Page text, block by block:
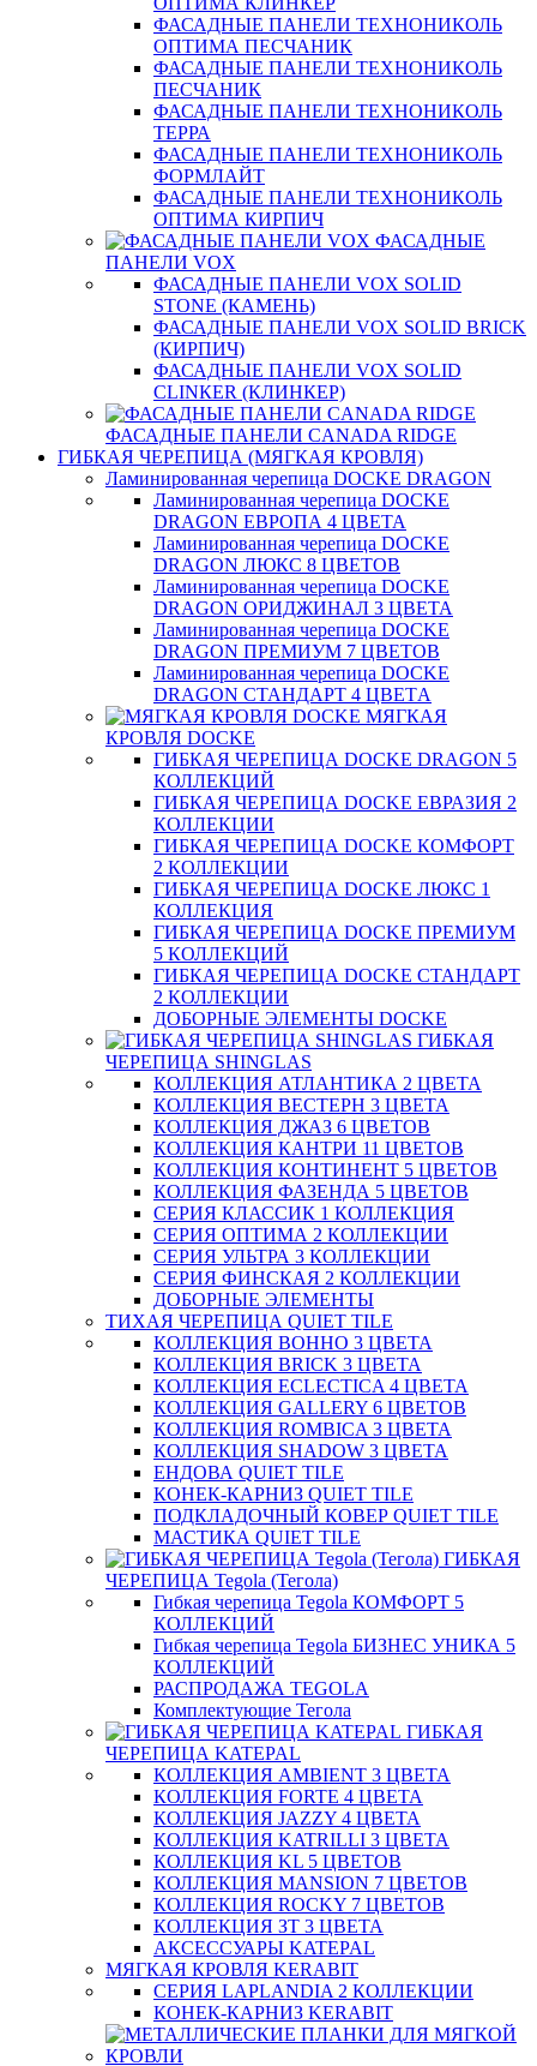
ФАСАДНЫЕ ПАНЕЛИ ТЕХНОНИКОЛЬ
ОПТИМА ПЕСЧАНИК
ФАСАДНЫЕ ПАНЕЛИ ТЕХНОНИКОЛЬ
ПЕСЧАНИК
ФАСАДНЫЕ ПАНЕЛИ ТЕХНОНИКОЛЬ
ТЕРРА
ФАСАДНЫЕ ПАНЕЛИ ТЕХНОНИКОЛЬ
ФОРМЛАЙТ
ФАСАДНЫЕ ПАНЕЛИ ТЕХНОНИКОЛЬ
ОПТИМА КИРПИЧ
ФАСАДНЫЕ
ПАНЕЛИ VOX
ФАСАДНЫЕ ПАНЕЛИ VOX SOLID
STONE (КАМЕНЬ)
ФАСАДНЫЕ ПАНЕЛИ VOX SOLID BRICK
(КИРПИЧ)
ФАСАДНЫЕ ПАНЕЛИ VOX SOLID
CLINКER (КЛИНКЕР)
ФАСАДНЫЕ ПАНЕЛИ CANADA RIDGE
ГИБКАЯ ЧЕРЕПИЦА (МЯГКАЯ КРОВЛЯ)
Ламинированная черепица DOCKE DRAGON
Ламинированная черепица DOCKE
DRAGON ЕВРОПА 4 ЦВЕТА
Ламинированная черепица DOCKE
DRAGON ЛЮКС 8 ЦВЕТОВ
Ламинированная черепица DOCKE
DRAGON ОРИДЖИНАЛ 3 ЦВЕТА
Ламинированная черепица DOCKE
DRAGON ПРЕМИУМ 7 ЦВЕТОВ
Ламинированная черепица DOCKE
DRAGON СТАНДАРТ 4 ЦВЕТA
МЯГКАЯ
КРОВЛЯ DOCKE
ГИБКАЯ ЧЕРЕПИЦА DOCKE DRAGON 5
КОЛЛЕКЦИЙ
ГИБКАЯ ЧЕРЕПИЦА DOCKE ЕВРАЗИЯ 2
КОЛЛЕКЦИИ
ГИБКАЯ ЧЕРЕПИЦА DOCKE КОМФОРТ
2 КОЛЛЕКЦИИ
ГИБКАЯ ЧЕРЕПИЦА DOCKE ЛЮКС 1
КОЛЛЕКЦИЯ
ГИБКАЯ ЧЕРЕПИЦА DOCKE ПРЕМИУМ
5 КОЛЛЕКЦИЙ
ГИБКАЯ ЧЕРЕПИЦА DOCKE СТАНДАРТ
2 КОЛЛЕКЦИИ
ДОБОРНЫЕ ЭЛЕМЕНТЫ DOCKE
ГИБКАЯ
ЧЕРЕПИЦА SHINGLAS
КОЛЛЕКЦИЯ АТЛАНТИКА 2 ЦВЕТА
КОЛЛЕКЦИЯ ВЕСТЕРН 3 ЦВЕТА
КОЛЛЕКЦИЯ ДЖАЗ 6 ЦВЕТОВ
КОЛЛЕКЦИЯ КАНТРИ 11 ЦВЕТОВ
КОЛЛЕКЦИЯ КОНТИНЕНТ 5 ЦВЕТОВ
КОЛЛЕКЦИЯ ФАЗЕНДА 5 ЦВЕТОВ
СЕРИЯ КЛАССИК 1 КОЛЛЕКЦИЯ
СЕРИЯ ОПТИМА 2 КОЛЛЕКЦИИ
СЕРИЯ УЛЬТРА 3 КОЛЛЕКЦИИ
СЕРИЯ ФИНСКАЯ 2 КОЛЛЕКЦИИ
ДОБОРНЫЕ ЭЛЕМЕНТЫ
ТИХАЯ ЧЕРЕПИЦА QUIET TILE
КОЛЛЕКЦИЯ BOHHO 3 ЦВЕТА
КОЛЛЕКЦИЯ BRICK 3 ЦВЕТА
КОЛЛЕКЦИЯ ECLECTICA 4 ЦВЕТА
КОЛЛЕКЦИЯ GALLERY 6 ЦВЕТОВ
КОЛЛЕКЦИЯ ROMBICA 3 ЦВЕТА
КОЛЛЕКЦИЯ SHADOW 3 ЦВЕТА
ЕНДОВА QUIET TILE
КОНЕК-КАРНИЗ QUIET TILE
ПОДКЛАДОЧНЫЙ КОВЕР QUIET TILE
МАСТИКА QUIET TILE
ГИБКАЯ
ЧЕРЕПИЦА Tegola (Тегола)
Гибкая черепица Tegola КОМФОРТ 5
КОЛЛЕКЦИЙ
Гибкая черепица Tegola БИЗНЕС УНИКА 5
КОЛЛЕКЦИЙ
РАСПРОДАЖА TEGOLA
Комплектующие Тегола
ГИБКАЯ
ЧЕРЕПИЦА KATEPAL
КОЛЛЕКЦИЯ AMBIENT 3 ЦВЕТА
КОЛЛЕКЦИЯ FORTE 4 ЦВЕТА
КОЛЛЕКЦИЯ JAZZY 4 ЦВЕТА
КОЛЛЕКЦИЯ KATRILLI 3 ЦВЕТА
КОЛЛЕКЦИЯ KL 5 ЦВЕТОВ
КОЛЛЕКЦИЯ MANSION 7 ЦВЕТОВ
КОЛЛЕКЦИЯ ROCKY 7 ЦВЕТОВ
КОЛЛЕКЦИЯ ЗТ 3 ЦВЕТА
АКСЕССУАРЫ KATEPAL
МЯГКАЯ КРОВЛЯ KERABIT
СЕРИЯ LAPLANDIA 2 КОЛЛЕКЦИИ
КОНЕК-КАРНИЗ KERABIT